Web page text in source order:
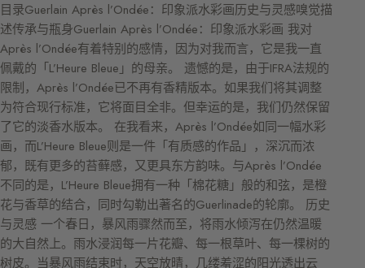
目录Guerlain Après l’Ondée：印象派水彩画历史与灵感嗅觉描
述传承与瓶身Guerlain Après l’Ondée：印象派水彩画 我对
Après l’Ondée有着特别的感情，因为对我而言，它是我一直
佩戴的「L’Heure Bleue」的母亲。 遗憾的是，由于IFRA法规的
限制，Après l’Ondée已不再有香精版本。如果我们将其调整
为符合现行标准，它将面目全非。但幸运的是，我们仍然保留
了它的淡香水版本。 在我看来，Après l’Ondée如同一幅水彩
画，而L’Heure Bleue则是一件「有质感的作品」，深沉而浓
郁，既有更多的苔藓感，又更具东方韵味。与Après l’Ondée
不同的是，L’Heure Bleue拥有一种「棉花糖」般的和弦，是橙
花与香草的结合，同时勾勒出著名的Guerlinade的轮廓。 历史
与灵感 一个春日，暴风雨骤然而至，将雨水倾泻在仍然温暖
的大自然上。雨水浸润每一片花瓣、每一根草叶、每一棵树的
树皮。当暴风雨结束时，天空放晴，几缕羞涩的阳光透出云